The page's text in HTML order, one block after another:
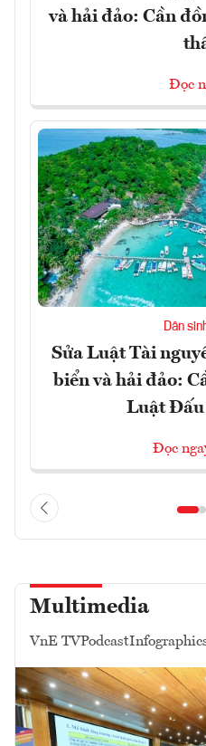
và hải đảo: Cần
Đọc
Dân
Sửa Luật Tài
biển và hải đảo:
Luật
Đọc
Multimedia
VnE TVPodcast